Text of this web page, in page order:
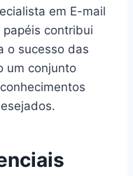
em E-mail
contribui
o sucesso das
um conjunto